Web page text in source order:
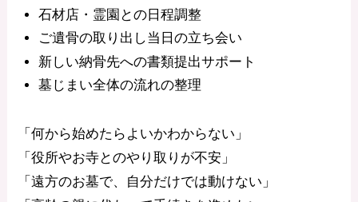
石材店・霊園との日程調整
ご遺骨の取り出し当日の立ち会い
新しい納骨先への書類提出サポート
墓じまい全体の流れの整理
「何から始めたらよいかわからない」
「役所やお寺とのやり取りが不安」
「遠方のお墓で、自分だけでは動けない」